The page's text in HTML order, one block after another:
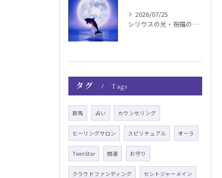
2026/07/25
シリウスの光・祝福の波動チャージ遠隔お知らせ〜銀河新年〜
タグ Tags
群馬 占い カウンセリング
ヒーリングサロン スピリチュアル オーラ
TwinStar 開運 お守り
クラウドファンディング セントジャーメイン